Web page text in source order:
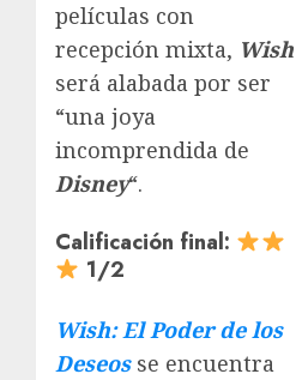
películas con
recepción mixta, Wish
será alabada por ser
“una joya
incomprendida de
Disney“.
Calificación final:
1/2
Wish: El Poder de los
Deseosse encuentra